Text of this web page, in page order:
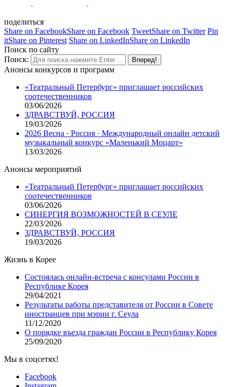
поделиться
Share on FacebookShare on Facebook TweetShare on Twitter Pin
itShare on Pinterest Share on LinkedInShare on LinkedIn
Поиск по сайту
Поиск:
Анонсы конкурсов и программ
«Театральный Петербург» приглашает российских
соотечественников
03/06/2026
ЗДРАВСТВУЙ, РОССИЯ
19/03/2026
2026 Весна · Россия · Международный онлайн детский
музыкальный конкурс «Маленький Моцарт»
13/03/2026
Анонсы мероприятий
«Театральный Петербург» приглашает российских
соотечественников
03/06/2026
СИНЕРГИЯ ВОЗМОЖНОСТЕЙ В СЕУЛЕ
22/03/2026
ЗДРАВСТВУЙ, РОССИЯ
19/03/2026
Жизнь в Корее
Состоялась онлайн-встреча с консулами России в
Республике Корея
29/04/2021
Результаты работы представителя от России в Совете
иностранцев при мэрии г. Сеула
11/12/2020
О порядке въезда граждан России в Республику Корея
25/09/2020
Мы в соцсетях!
Facebook